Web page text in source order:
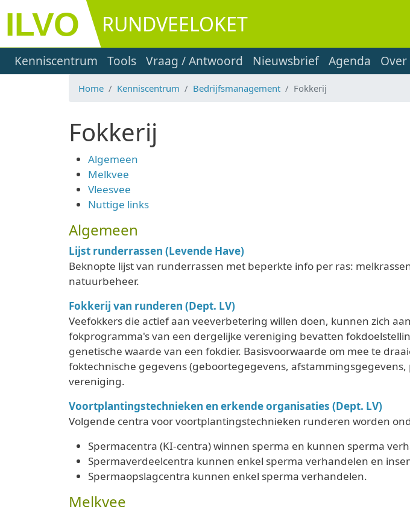
Overslaan en naar de inhoud gaan
RUNDVEELOKET
Main navigation
Kenniscentrum Tools Vraag / Antwoord Nieuwsbrief Agenda
Home Kenniscentrum Bedrijfsmanagement Fokkerij
Fokkerij
Algemeen
Melkvee
Vleesvee
Nuttige links
Algemeen
Lijst runderrassen (Levende Have)
Beknopte lijst van runderrassen met beperkte info per ras:
natuurbeheer.
Fokkerij van runderen (Dept. LV)
Veefokkers die actief aan veeverbetering willen doen, kunnen zich
fokprogramma's van een dergelijke vereniging bevatten
genetische waarde van een fokdier. Basisvoorwaarde om mee te
foktechnische gegevens (geboortegegevens,
vereniging.
Voortplantingstechnieken en erkende organisaties (Dept. LV)
Volgende centra voor voortplantingstechnieken runderen worden
Spermacentra (KI-centra) winnen sperma en kunnen sperma
Spermaverdeelcentra kunnen enkel sperma verhandelen en
Spermaopslagcentra kunnen enkel sperma verhandelen.
Melkvee